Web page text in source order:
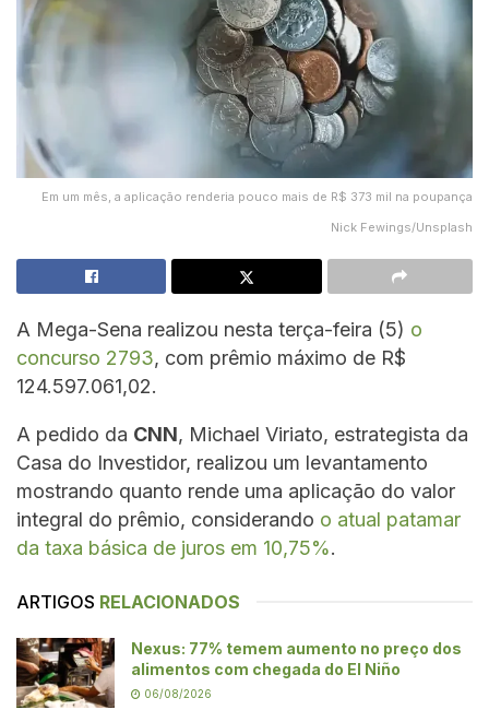
Em um mês, a aplicação renderia pouco mais de R$ 373 mil na poupança
Nick Fewings/Unsplash
A Mega-Sena realizou nesta terça-feira (5) o
concurso 2793, com prêmio máximo de R$
124.597.061,02.
A pedido da CNN, Michael Viriato, estrategista da
Casa do Investidor, realizou um levantamento
mostrando quanto rende uma aplicação do valor
integral do prêmio, considerando o atual patamar
da taxa básica de juros em 10,75%.
ARTIGOS RELACIONADOS
Nexus: 77% temem aumento no preço dos
alimentos com chegada do El Niño
06/08/2026